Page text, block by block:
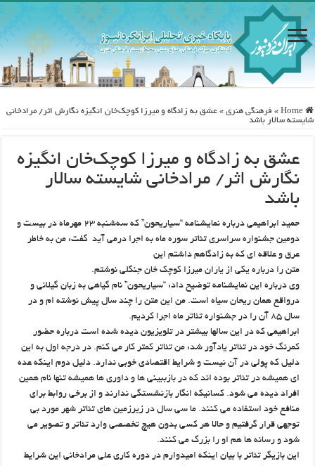
Home
» فرهنگی هنری » عشق به زادگاه و میرزا کوچک‌خان انگیزه نگارش اثر/ مرادخانی
شایسته سالار باشد
عشق به زادگاه و میرزا کوچک‌خان انگیزه
نگارش اثر/ مرادخانی شایسته سالار
باشد
حمید ابراهیمی درباره نمایشنامه “سیاریحون” که سه‌شنبه ۲۳ مهرماه در بیست و
دومین جشنواره سراسری تئاتر سوره ماه به اجرا درمی آید گفت: من به خاطر
عرق و علاقه ای که به زادگاهم داشتم این
متن را درباره یکی از یاران میرزا کوچک خان جنگلی نوشتم.
وی درباره این نمایشنامه توضیح داد: “سیاریحون” نام گیاهی به زبان گیلانی و
درواقع همان ریحان سیاه است. من این متن را چند سال پیش نوشته ام و در
سال ۸۵ آن را در جشنواره تئاتر ماه اجرا کردیم.
ابراهیمی که در این سالها بیشتر در تلویزیون دیده شده است درباره حضور
کمرنگ خود در تئاتر یادآور شد: من تئاتر کمتر کار می کنم. در درجه اول به این
دلیل که پولی در آن نیست و شرایط اقتصادی خوبی ندارد. دلیل دوم اینکه عده
ای همیشه در تئاتر بوده اند که در بازببینی ها و داوری ها همیشه تنها نام همین
افراد دیده می شود. کسانیکه انگار بازنشستگی ندارند و از برخی روابط برای
منافع خود استفاده می کنند. ما سی سال در زیرزمین های تئاتر شهر مورد بی
توجهی قرار گرفتیم و حالا هر کسی بدون هیچ تخصصی وارد تئاتر و تصویر می
شود و رسانه ها هم او را بزرگ می کنند.
این بازیگر تئاتر با بیان اینکه امیدوارم در دوره کاری علی مرادخانی این شرایط